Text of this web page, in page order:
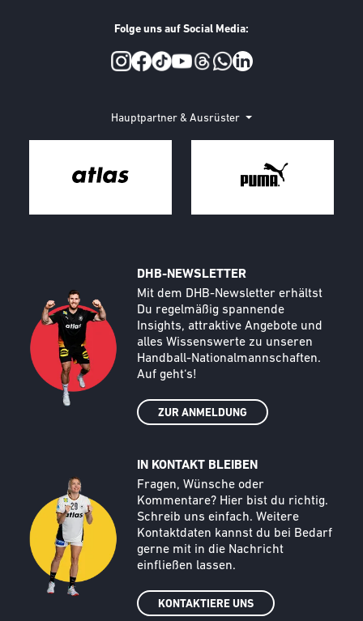
Folge uns auf Social Media:
Hauptpartner & Ausrüster
DHB-NEWSLETTER
Text
Mit dem DHB-Newsletter erhältst
Du regelmäßig spannende
Insights, attraktive Angebote und
alles Wissenswerte zu unseren
Handball-Nationalmannschaften.
Auf geht‘s!
ZUR ANMELDUNG
Call to action image
IN KONTAKT BLEIBEN
Text
Fragen, Wünsche oder
Kommentare? Hier bist du richtig.
Schreib uns einfach. Weitere
Kontaktdaten kannst du bei Bedarf
gerne mit in die Nachricht
einfließen lassen.
KONTAKTIERE UNS